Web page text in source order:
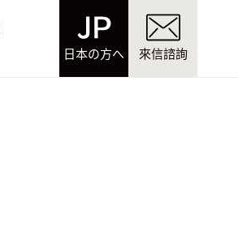
日本の方へ 來信諮詢